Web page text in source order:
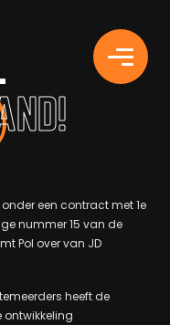
een contract met 1e
nummer 15 van de
Pol over van JD
heeft de
ontwikkeling